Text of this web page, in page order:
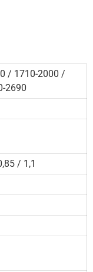
/ 1710-2000 /
2690
/ 1,1